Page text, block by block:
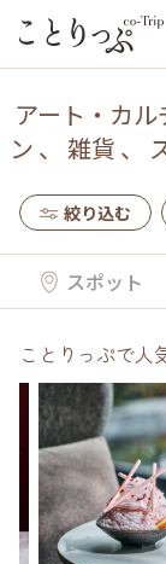
アート・カル
ン 、 雑貨 、
絞り込む
スポット
ことりっぷで人